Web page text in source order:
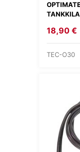
18,90 €
TEC-O30